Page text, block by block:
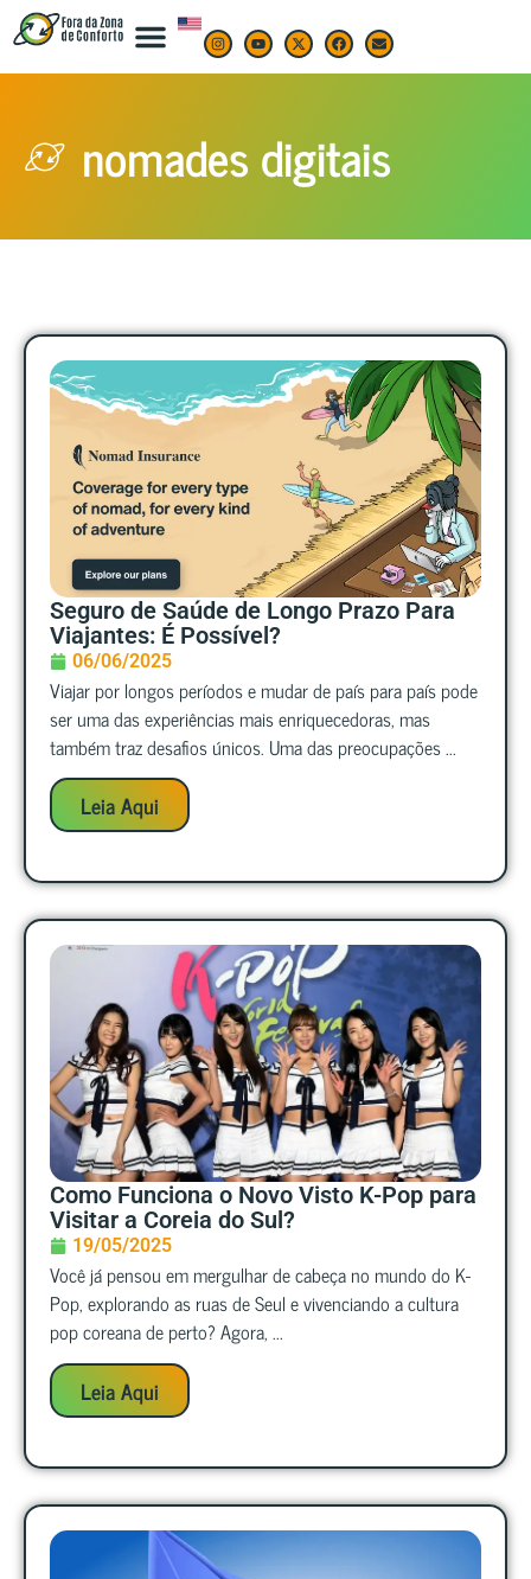
nomades digitais
Seguro de Saúde de Longo Prazo Para
Viajantes: É Possível?
06/06/2025
Viajar por longos períodos e mudar de país para país pode
ser uma das experiências mais enriquecedoras, mas
também traz desafios únicos. Uma das preocupações ...
Leia Aqui
Como Funciona o Novo Visto K-Pop para
Visitar a Coreia do Sul?
19/05/2025
Você já pensou em mergulhar de cabeça no mundo do K-
Pop, explorando as ruas de Seul e vivenciando a cultura
pop coreana de perto? Agora, ...
Leia Aqui